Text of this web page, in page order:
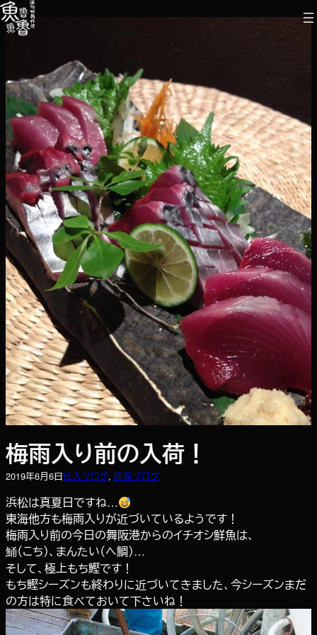
内
容
キ
ッ
プ
梅雨入り前の入荷！
2019年6月6日仕入ブログ, 店長ブログ
浜松は真夏日ですね…
東海他方も梅雨入りが近づいているようです！
梅雨入り前の今日の舞阪港からのイチオシ鮮魚は、
鯒（こち）、まんたい（へ鯛）…
そして、極上もち鰹です！
もち鰹シーズンも終わりに近づいてきました、今シーズンまだ
の方は特に食べておいて下さいね！